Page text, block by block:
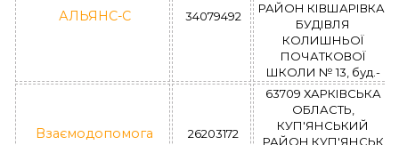
АЛЬЯНС-С 34079492
РАЙОН КІВШАРІВКА,
БУДІВЛЯ
КОЛИШНЬОЇ
ПОЧАТКОВОЇ
ШКОЛИ № 13, буд.-
Взаємодопомога 26203172
63709 ХАРКІВСЬКА
ОБЛАСТЬ,
КУП'ЯНСЬКИЙ
РАЙОН КУП'ЯНСЬК